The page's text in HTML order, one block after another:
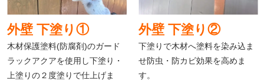
外壁 下塗り①
木材保護塗料(防腐剤)のガード
ラックアクアを使用し下塗り・
上塗りの２度塗りで仕上げま
外壁 下塗り②
下塗りで木材へ塗料を染み込ま
せ防虫・防カビ効果を高めま
す。